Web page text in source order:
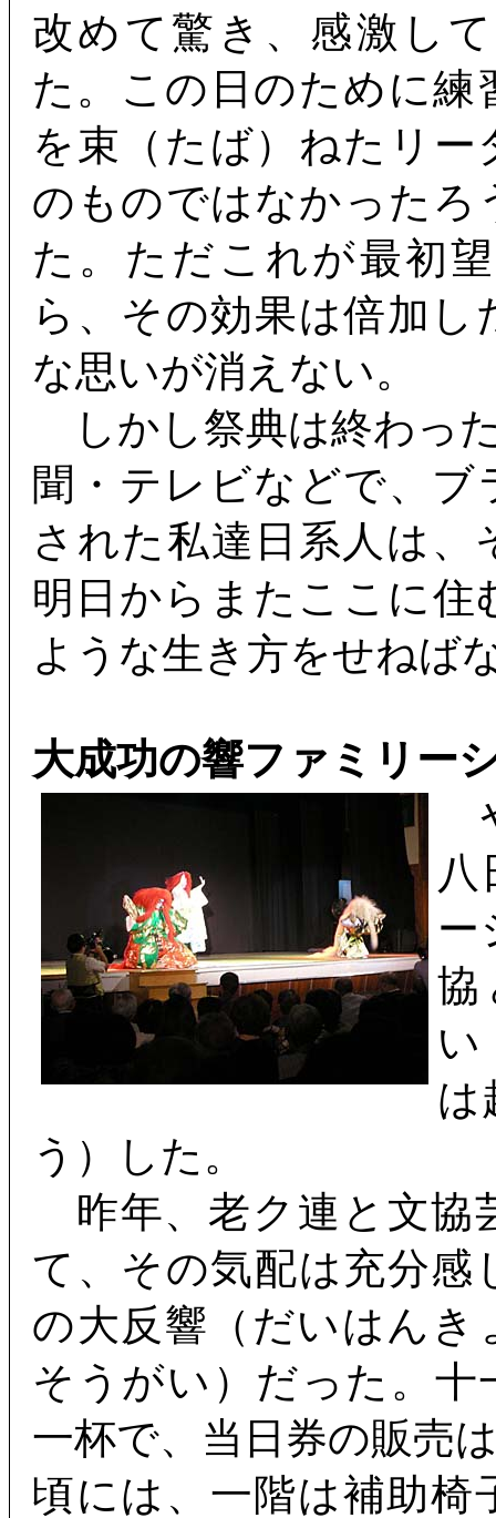
改めて驚き、感激し
た。この日のために
を束（たば）ねたリ
のものではなかったろ
た。ただこれが最初
ら、その効果は倍加
な思いが消えない。
しかし祭典は終わっ
聞・テレビなどで、
された私達日系人は
明日からまたここに
ような生き方をせねば
大成功の響ファミリー
八
ー
協
い
は
う）した。
昨年、老ク連と文協
て、その気配は充分感
の大反響（だいはんき
そうがい）だった。
一杯で、当日券の販売
頃には、一階は補助椅